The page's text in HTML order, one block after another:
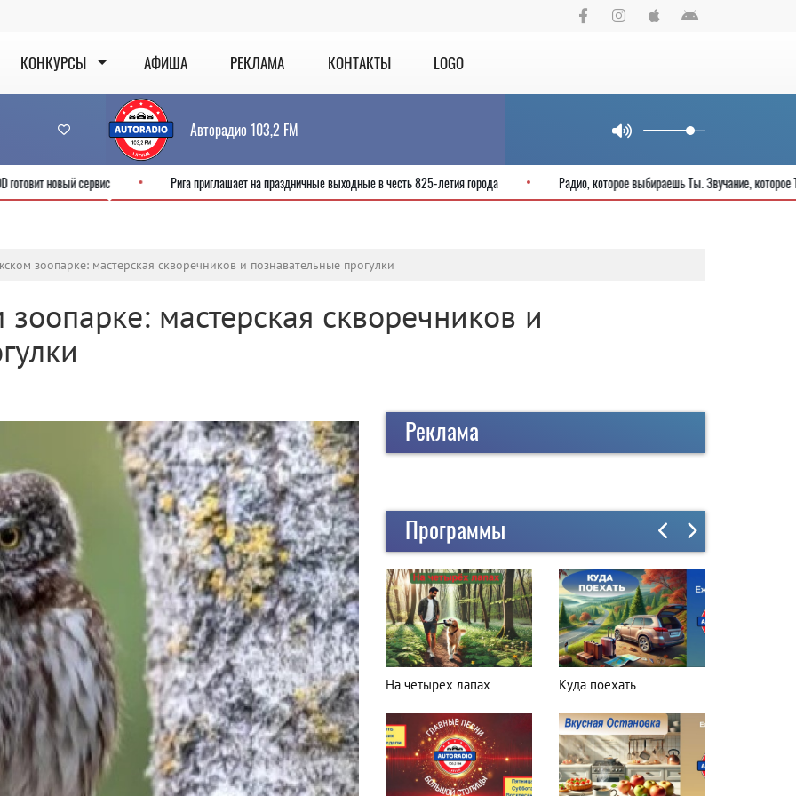
КОНКУРСЫ АФИША РЕКЛАМА КОНТАКТЫ LOGO
Авторадио 103,2 FM
CSDD готовит новый сервис Рига приглашает на праздничные выходные в честь 825-летия города Радио, которое выбираешь Ты.
зоопарке: мастерская скворечников и познавательные прогулки
мастерская скворечников и
Реклама
Программы
НОВЫЙ ГОД в деталях На четырёх лапах Куда поехать